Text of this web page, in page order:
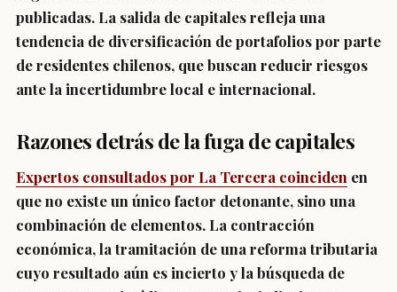
publicadas. La salida de capitales refleja una
tendencia de diversificación de portafolios por parte
de residentes chilenos, que buscan reducir riesgos
ante la incertidumbre local e internacional.
Razones detrás de la fuga de capitales
Expertos consultados por La Tercera coinciden en
que no existe un único factor detonante, sino una
combinación de elementos. La contracción
económica, la tramitación de una reforma tributaria
cuyo resultado aún es incierto y la búsqueda de